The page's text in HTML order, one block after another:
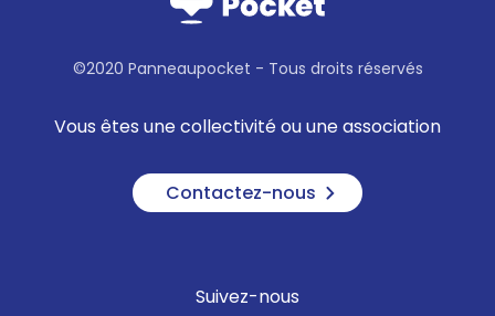
©2020 Panneaupocket - Tous droits réservés
Vous êtes une collectivité ou une association
Contactez-nous
Suivez-nous